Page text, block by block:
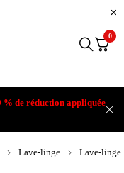
de réduction appliquée
0
Lave-linge
Lave-linge